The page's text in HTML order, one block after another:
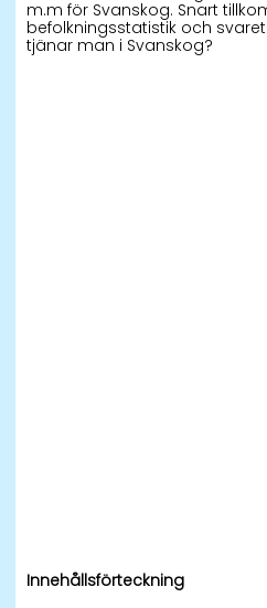
m.m för Svanskog. Snart
befolkningsstatistik och
tjänar man i Svanskog?
Innehållsförteckning